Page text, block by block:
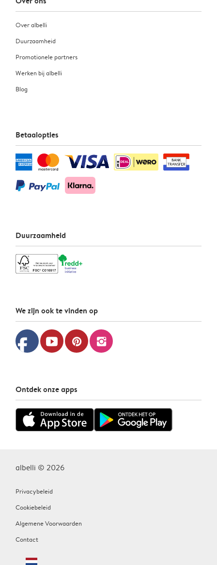
Over albelli
Duurzaamheid
Promotionele partners
Werken bij albelli
Blog
Betaalopties
Duurzaamheid
We zijn ook te vinden op
facebook youtube pinterest instagram
Ontdek onze apps
albelli © 2026
Privacybeleid
Cookiebeleid
Algemene Voorwaarden
Contact